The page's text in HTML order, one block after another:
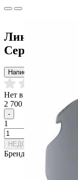
Линза ESS
Серый
Написать отзыв
Нет в наличии
2 700 р.
-
1
НЕДОСТУПЕН К
Бренд: